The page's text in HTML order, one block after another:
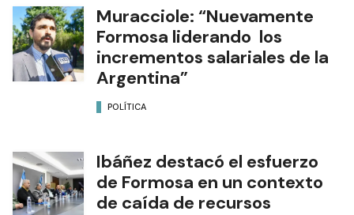
Muracciole: “Nuevamente
Formosa liderando los
incrementos salariales de la
Argentina”
POLÍTICA
Ibáñez destacó el esfuerzo
de Formosa en un contexto
de caída de recursos